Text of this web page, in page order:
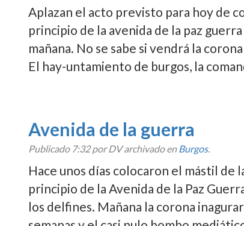
Aplazan el acto previsto para hoy de
principio de la avenida de la paz
mañana. No se sabe si vendrá la
El hay-untamiento de burgos, la
Avenida de la guerra
Publicado 7:32por DV archivado enBurgos.
Hace unos dí­as colocaron el mástil de
principio de la Avenida de la Paz
los delfines. Mañana la corona